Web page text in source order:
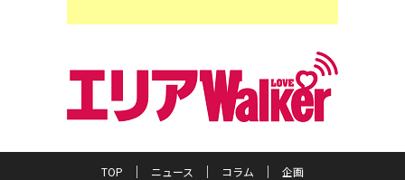
TOP ニュース コラム 企画